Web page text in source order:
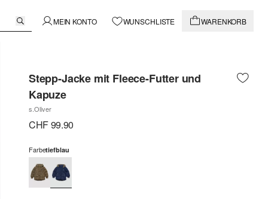
MEIN KONTO WUNSCHLISTE WARENKORB
Stepp-Jacke mit Fleece-Futter und
Kapuze
s.Oliver
CHF 99.90
Farbetiefblau